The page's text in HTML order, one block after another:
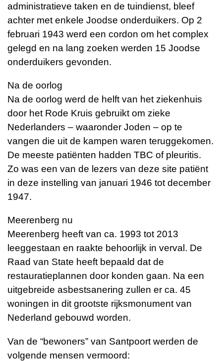
administratieve taken en de tuindienst, bleef
achter met enkele Joodse onderduikers. Op 2
februari 1943 werd een cordon om het complex
gelegd en na lang zoeken werden 15 Joodse
onderduikers gevonden.
Na de oorlog
Na de oorlog werd de helft van het ziekenhuis
door het Rode Kruis gebruikt om zieke
Nederlanders – waaronder Joden – op te
vangen die uit de kampen waren teruggekomen.
De meeste patiënten hadden TBC of pleuritis.
Zo was een van de lezers van deze site patiënt
in deze instelling van januari 1946 tot december
1947.
Meerenberg nu
Meerenberg heeft van ca. 1993 tot 2013
leeggestaan en raakte behoorlijk in verval. De
Raad van State heeft bepaald dat de
restauratieplannen door konden gaan. Na een
uitgebreide asbestsanering zullen er ca. 45
woningen in dit grootste rijksmonument van
Nederland gebouwd worden.
Van de “bewoners” van Santpoort werden de
volgende mensen vermoord: